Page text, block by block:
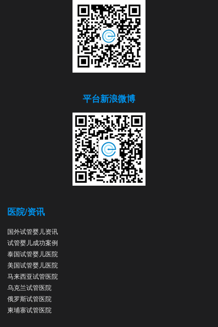
平台新浪微博
医院/资讯
国外试管婴儿资讯
试管婴儿成功案例
泰国试管婴儿医院
美国试管婴儿医院
马来西亚试管医院
乌克兰试管医院
俄罗斯试管医院
柬埔寨试管医院